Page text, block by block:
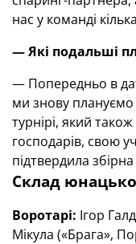
нас у команді
—Які подальші
— Попередньо в
ми знову
турнірі, який
господарів, свою
підтвердила збірна
Склад
Воротарі: Ігор
Мікула («Брага»,